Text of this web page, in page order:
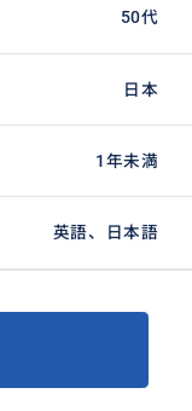
50代
日本
1年未満
英語、日本語